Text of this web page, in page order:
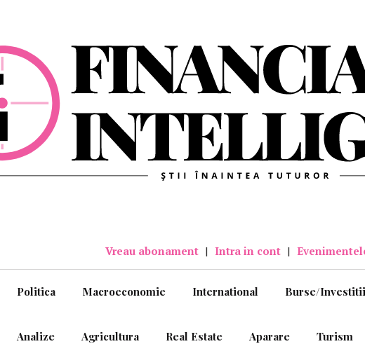
Vreau abonament | Intra in cont |
Politica Macroeconomie International Burse/Investitii
Analize Agricultura Real Estate Aparare Turism